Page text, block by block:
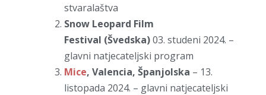
stvaralaštva
Snow Leopard Film
Festival (Švedska)03. studeni 2024. –
glavni natjecateljski program
Mice, Valencia, Španjolska – 13.
listopada 2024. – glavni natjecateljski